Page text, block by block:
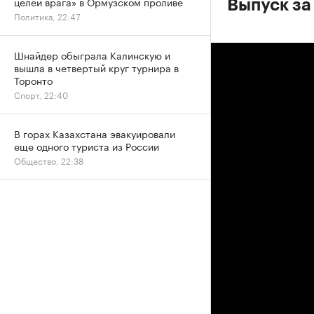
Выпуск
Политика, 22:47
Шнайдер обыграла Калинскую и
вышла в четвертый круг турнира в
Торонто
Спорт, 22:40
В горах Казахстана эвакуировали
еще одного туриста из России
Общество, 22:38